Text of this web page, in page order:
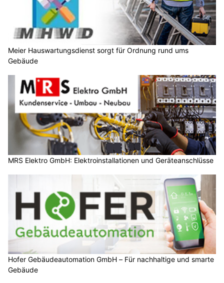
Meier Hauswartungsdienst sorgt für Ordnung rund ums
Gebäude
MRS Elektro GmbH: Elektroinstallationen und Geräteanschlüsse
Hofer Gebäudeautomation GmbH – Für nachhaltige und smarte
Gebäude